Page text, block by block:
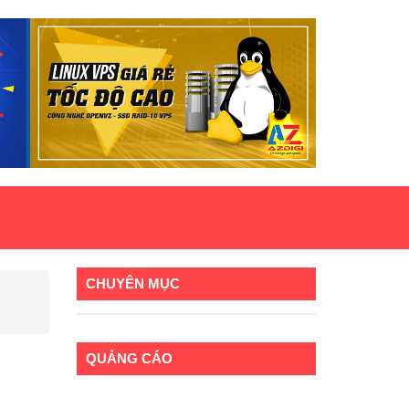
CHUYÊN MỤC
QUẢNG CÁO